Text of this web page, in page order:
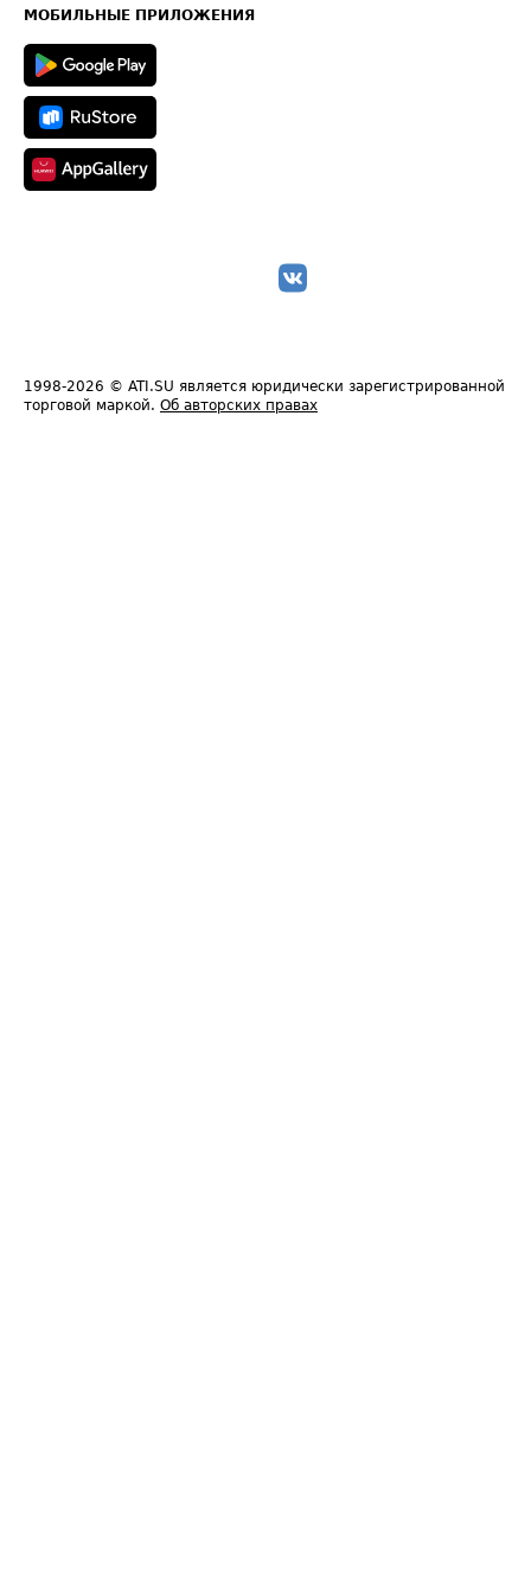
Техническая информация
МОБИЛЬНЫЕ ПРИЛОЖЕНИЯ
1998-2026 © ATI.SU является юридически зарегистрированной
торговой маркой. Об авторских правах